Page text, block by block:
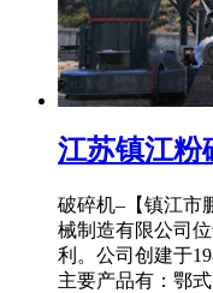
江苏镇江粉
破碎机–【镇江市
械制造有限公司
利。公司创建于
主要产品有：鄂